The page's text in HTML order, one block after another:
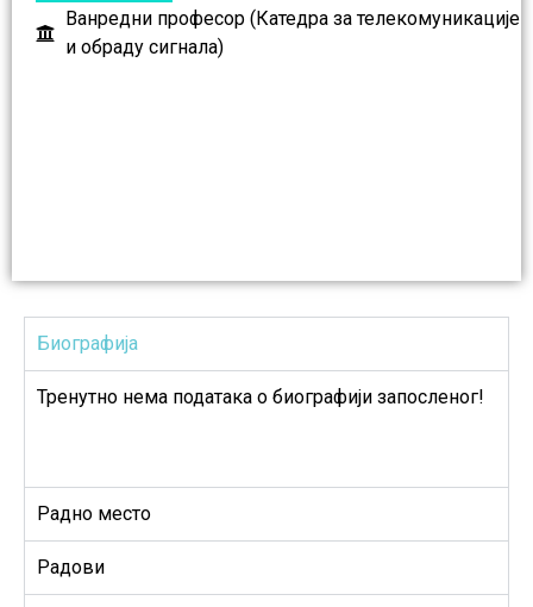
Ванредни професор (Катедра за телекомуникације
и обраду сигнала)
Биографија
Тренутно нема података о биографији запосленог!
Радно место
Радови